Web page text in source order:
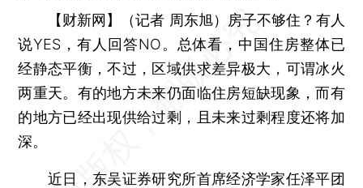
【财新网】（记者 周东旭） 房子不够住？有人
说YES，有人回答NO。总体看，中国住房整体已
经静态平衡，不过，区域供求差异极大，可谓冰火
两重天。有的地方未来仍面临住房短缺现象，而有
的地方已经出现供给过剩，且未来过剩程度还将加
深。
近日，东吴证券研究所首席经济学家任泽平团